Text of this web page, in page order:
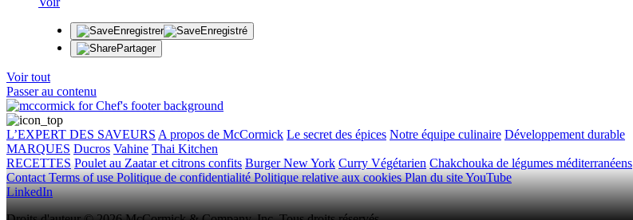
Enregistrer
Enregistré
Partager
Voir tout
Passer au contenu
L’EXPERT DES SAVEURS A propos de McCormick Le secret des épices Notre équipe culinaire Développement durable
MARQUES Ducros Vahine Thai Kitchen
RECETTES Poulet au Zaatar et citrons confits Burger New York Curry Végétarien Chakchouka de légumes méditerranéens
ContactTerms of usePolitique de confidentialitéPolitique relative aux cookiesPlan du siteYouTube
LinkedIn